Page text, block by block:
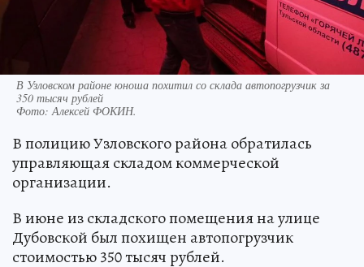
В Узловском районе юноша похитил со склада автопогрузчик за
350 тысяч рублей
Фото:Алексей ФОКИН.
В полицию Узловского района обратилась
управляющая складом коммерческой
организации.
В июне из складского помещения на улице
Дубовской был похищен автопогрузчик
стоимостью 350 тысяч рублей.